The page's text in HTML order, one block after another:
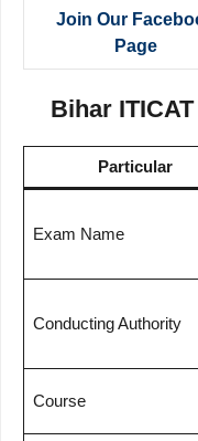
Join Our
Page
Bihar
Particular
Exam Name
Conducting Authority
Course